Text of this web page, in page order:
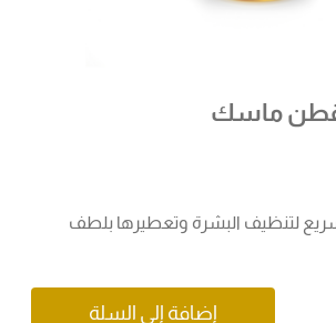
قطن ماسك
لتنظيف البشرة وتعطيرها بلطف
إضافة إلى السلة